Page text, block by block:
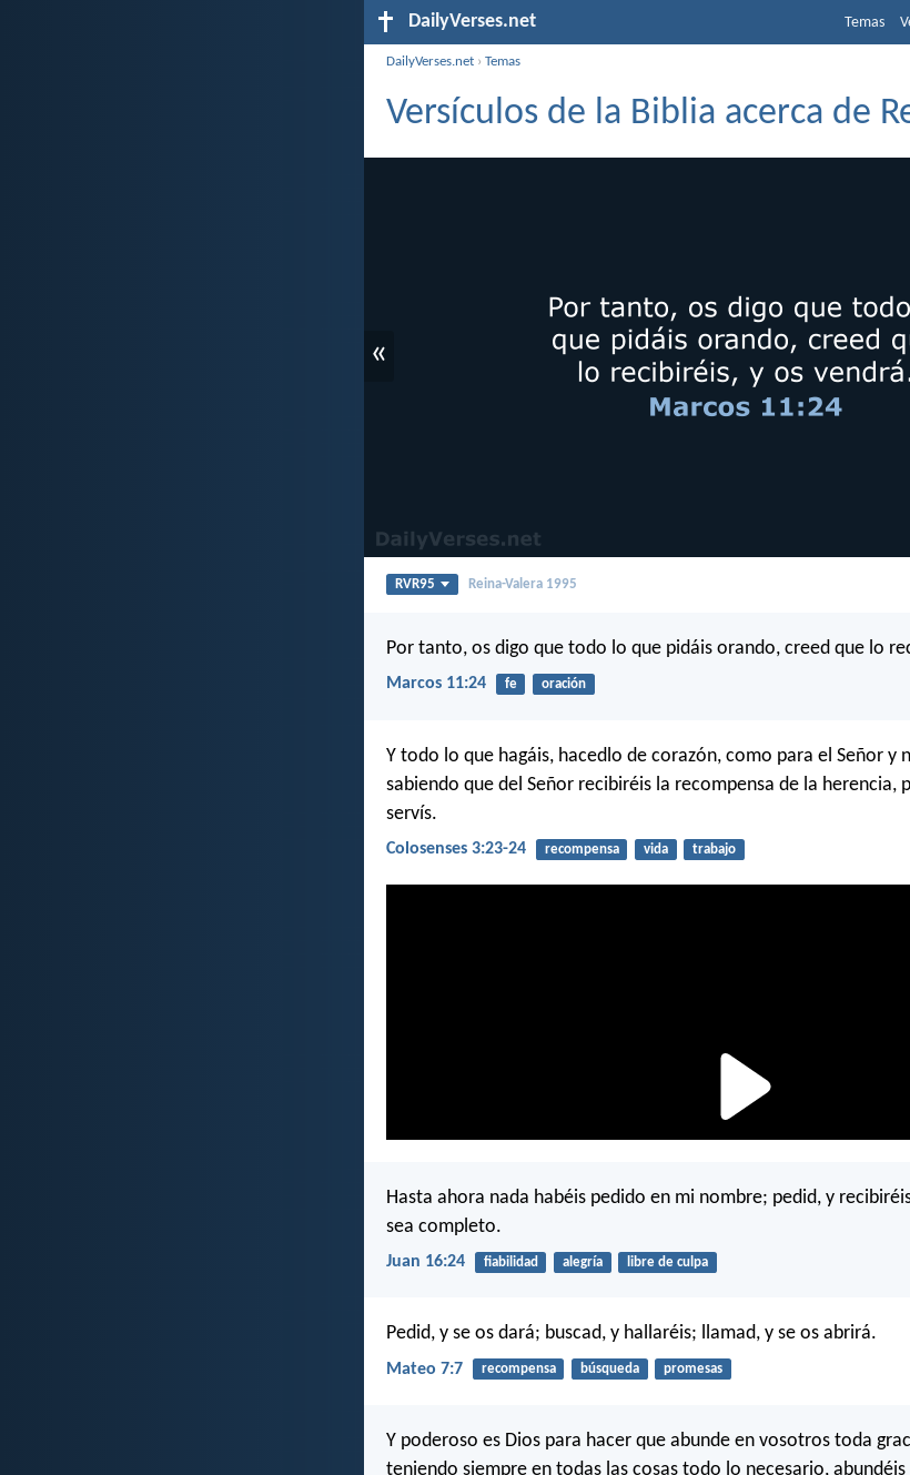
DailyVerses.net Temas
DailyVerses.net ›Temas
Versículos de la Biblia acerca de
«
RVR95 Reina-Valera 1995
Por tanto, os digo que todo lo que pidáis orando, creed que lo
Marcos 11:24 fe oración
Y todo lo que hagáis, hacedlo de corazón, como para el Señor y
sabiendo que del Señor recibiréis la recompensa de la herencia,
servís.
Colosenses 3:23-24 recompensa vida trabajo
Hasta ahora nada habéis pedido en mi nombre; pedid, y
sea completo.
Juan 16:24 fiabilidad alegría libre de culpa
Pedid, y se os dará; buscad, y hallaréis; llamad, y se os abrirá.
Mateo 7:7 recompensa búsqueda promesas
Y poderoso es Dios para hacer que abunde en vosotros toda
teniendo siempre en todas las cosas todo lo necesario,